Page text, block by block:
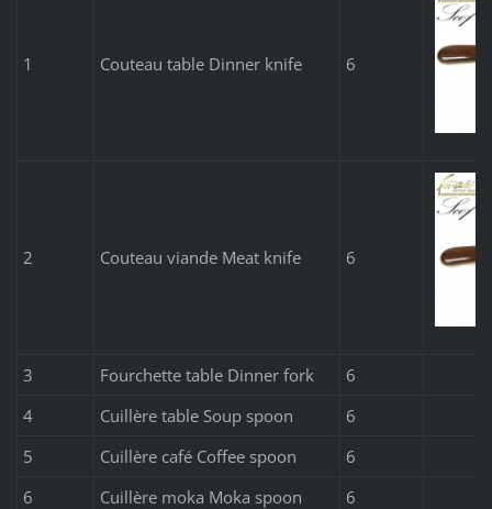
1 Couteau table Dinner knife 6
2 Couteau viande Meat knife 6
3 Fourchette table Dinner fork
6
4
Cuillère table Soup spoon
6
5
Cuillère café Coffee spoon
6
6
Cuillère moka Moka spoon 6